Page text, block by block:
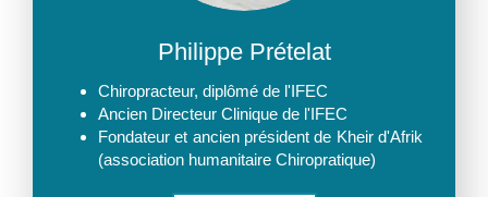
Philippe Prételat
Chiropracteur, diplômé de l'IFEC
Ancien Directeur Clinique de l'IFEC
Fondateur et ancien président de Kheir d'Afrik
(association humanitaire Chiropratique)